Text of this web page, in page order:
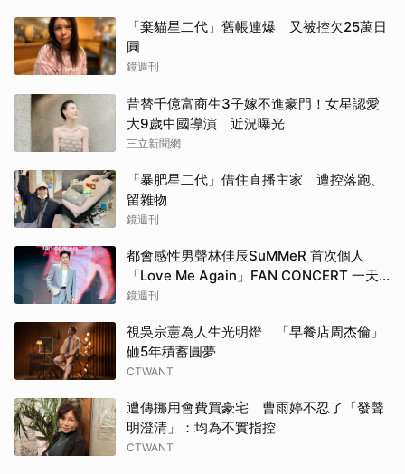
「棄貓星二代」舊帳連爆 又被控欠25萬日
圓
鏡週刊
昔替千億富商生3子嫁不進豪門！女星認愛
大9歲中國導演 近況曝光
三立新聞網
「暴肥星二代」借住直播主家 遭控落跑、
留雜物
鏡週刊
都會感性男聲林佳辰SuMMeR 首次個人
「Love Me Again」FAN CONCERT 一天
拼兩場爆滿
鏡週刊
視吳宗憲為人生光明燈 「早餐店周杰倫」
砸5年積蓄圓夢
CTWANT
遭傳挪用會費買豪宅 曹雨婷不忍了「發聲
明澄清」：均為不實指控
CTWANT